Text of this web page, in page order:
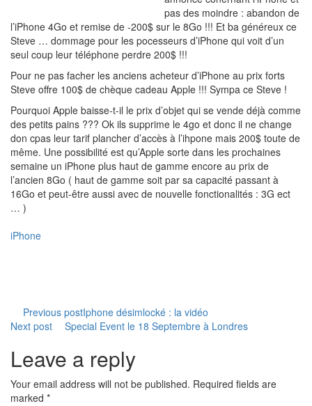
pas des moindre : abandon de
l’iPhone 4Go et remise de -200$ sur le 8Go !!! Et ba généreux ce
Steve … dommage pour les pocesseurs d’iPhone qui voit d’un
seul coup leur téléphone perdre 200$ !!!
Pour ne pas facher les anciens acheteur d’iPhone au prix forts
Steve offre 100$ de chèque cadeau Apple !!! Sympa ce Steve !
Pourquoi Apple baisse-t-il le prix d’objet qui se vende déjà comme
des petits pains ??? Ok ils supprime le 4go et donc il ne change
don cpas leur tarif plancher d’accès à l’ihpone mais 200$ toute de
même. Une possibilité est qu’Apple sorte dans les prochaines
semaine un iPhone plus haut de gamme encore au prix de
l’ancien 8Go ( haut de gamme soit par sa capacité passant à
16Go et peut-être aussi avec de nouvelle fonctionalités : 3G ect
… )
iPhone
Navigation
de
l’article
Previous postIphone désimlocké : la vidéo
Next post
Special Event le 18 Septembre à Londres
Leave a reply
Your email address will not be published. Required fields are
marked *